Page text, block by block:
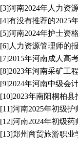
[3]河南2024年人力资
[4]有没有推荐的2025
[5]河南2024年护士资
[6]人力资源管理师的
[7]2015年河南成人高
[8]2023年河南采矿工
[9]2024年河南中级会
[10]2023年南阳桐柏
[11]河南2025年初级护
[12]河南2024年初级
[13]郑州商贸旅游职业